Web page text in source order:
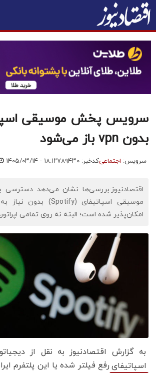
سرویس پخش موسیقی
بدون vpn باز می‌شود
سرویس: اجتماعیکدخبر: ۷۸۹۴۳۰ ۱۴۰۵/۰۳/۱۴ - ۱۸:۱۲
اقتصادنیوز:بررسی‌ها نشان می‌دهد
امکان‌پذیر شده است؛ البته نه روی تمامی
به گزارش اقتصادنیوز به نقل از
اسپاتیفای رفع فیلتر شده یا این پلتفرم